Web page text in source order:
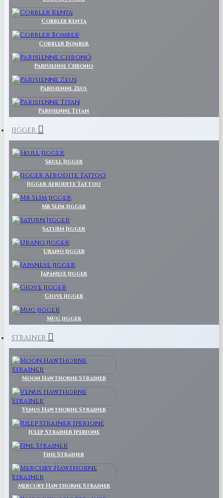
Cobbler Kenta
Cobbler Bomber
Parisienne Chrono
Parisienne Zeus
Parisienne Titan
JIGGER
Skull Jigger
Jigger Afrodite Tattoo
Mr Slim jigger
Saturn Jigger
Urano jigger
Japanese jigger
Giove jigger
Mug jigger
STRAINER
Moon Hawthorne Strainer
Venus Hawthorne Strainer
Julep Strainer Iperione
Fine Strainer
Mercury Hawthorne Strainer